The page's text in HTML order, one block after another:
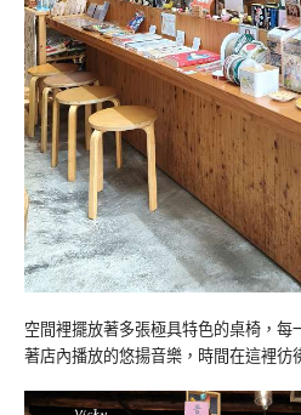
空間裡擺放著多張極具特色的桌椅，
著店內播放的悠揚音樂，時間在這裡彷